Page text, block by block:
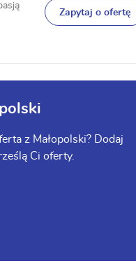
Zapytaj o ofertę
z Małopolski? Dodaj
Ci oferty.